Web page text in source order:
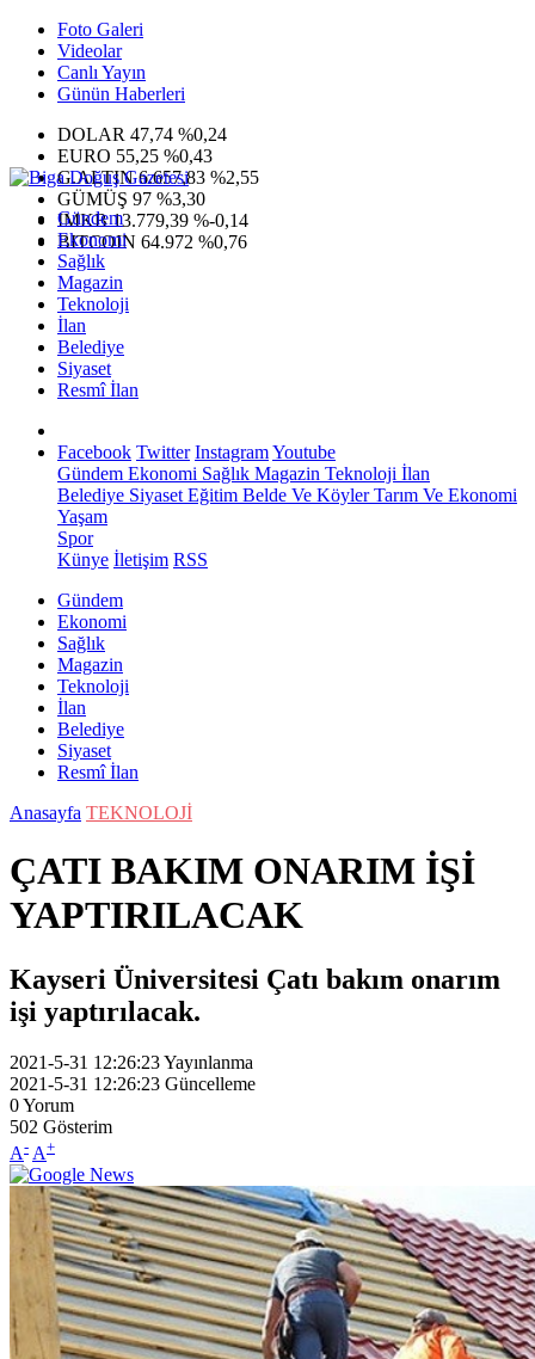
Foto Galeri
Videolar
Canlı Yayın
Günün Haberleri
DOLAR 47,74 %0,24
EURO 55,25 %0,43
G.ALTIN6.657,83 %2,55
GÜMÜŞ 97 %3,30
IMKB13.779,39 %-0,14
BITCOIN 64.972 %0,76
Gündem
Ekonomi
Sağlık
Magazin
Teknoloji
İlan
Belediye
Siyaset
Resmî İlan
Facebook Twitter InstagramYoutube
Gündem Ekonomi Sağlık Magazin Teknoloji İlan
Belediye Siyaset Eğitim Belde Ve KöylerTarım Ve Ekonomi
Yaşam
Spor
Künye İletişim RSS
Gündem
Ekonomi
Sağlık
Magazin
Teknoloji
İlan
Belediye
Siyaset
Resmî İlan
Anasayfa TEKNOLOJİ
ÇATI BAKIM ONARIM İŞİ
YAPTIRILACAK
Kayseri Üniversitesi Çatı bakım onarım
işi yaptırılacak.
2021-5-31 12:26:23Yayınlanma
2021-5-31 12:26:23 Güncelleme
0Yorum
502 Gösterim
A- A+